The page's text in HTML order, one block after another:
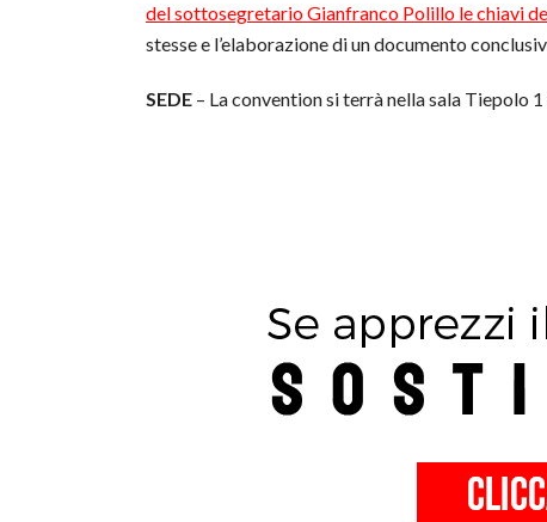
del sottosegretario Gianfranco Polillo le chiavi
stesse e l’elaborazione di un documento
SEDE – La convention si terrà nella sala Tiepolo